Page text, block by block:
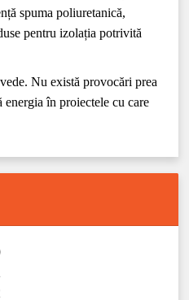
spuma poliuretanică,
pentru izolația potrivită
Nu există provocări prea
în proiectele cu care